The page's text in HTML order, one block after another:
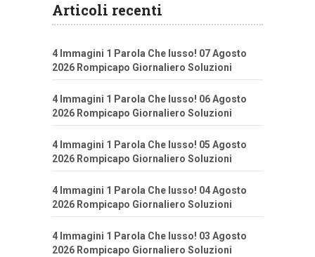
Articoli recenti
4 Immagini 1 Parola Che lusso! 07 Agosto
2026 Rompicapo Giornaliero Soluzioni
4 Immagini 1 Parola Che lusso! 06 Agosto
2026 Rompicapo Giornaliero Soluzioni
4 Immagini 1 Parola Che lusso! 05 Agosto
2026 Rompicapo Giornaliero Soluzioni
4 Immagini 1 Parola Che lusso! 04 Agosto
2026 Rompicapo Giornaliero Soluzioni
4 Immagini 1 Parola Che lusso! 03 Agosto
2026 Rompicapo Giornaliero Soluzioni